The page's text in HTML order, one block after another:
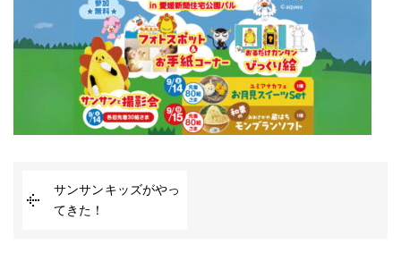
サンサンキッズがやっ
てきた！